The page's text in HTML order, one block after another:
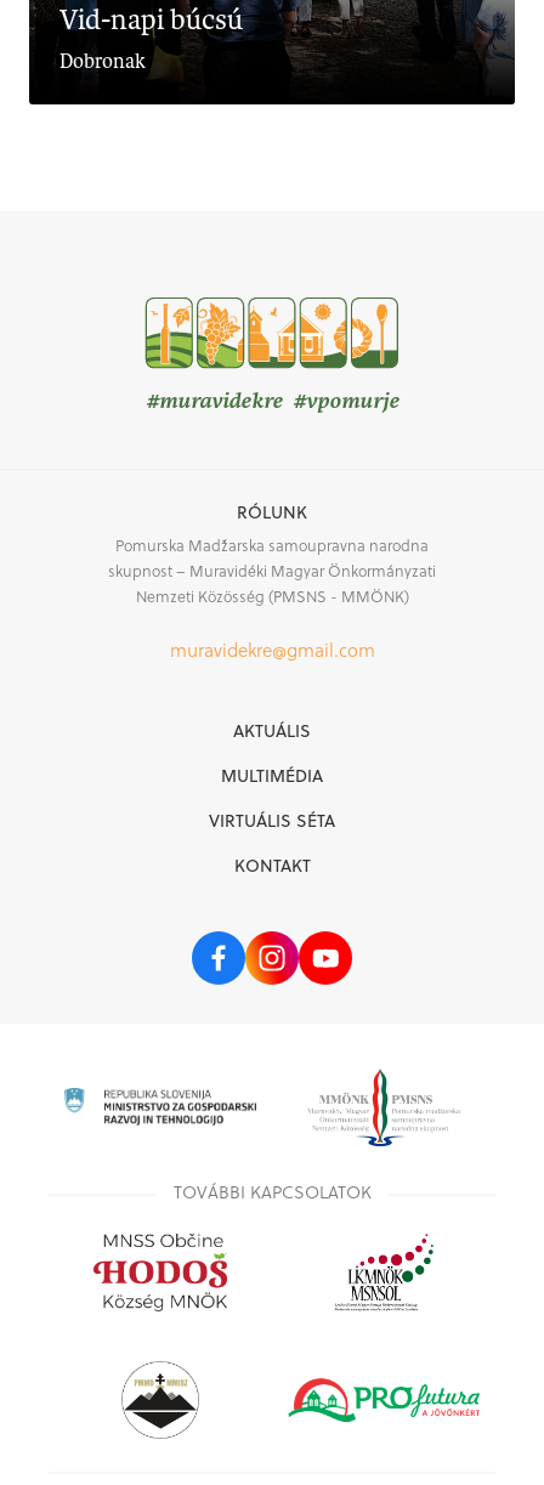
Vid-napi búcsú
Dobronak
#muravidekre #vpomurje
RÓLUNK
Pomurska Madžarska samoupravna narodna
skupnost – Muravidéki Magyar Önkormányzati
Nemzeti Közösség (PMSNS - MMÖNK)
muravidekre@gmail.com
AKTUÁLIS
MULTIMÉDIA
VIRTUÁLIS SÉTA
KONTAKT
TOVÁBBI KAPCSOLATOK